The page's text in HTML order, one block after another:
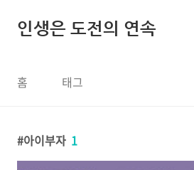
인생은 도전의 연속
홈 태그
아이부자 1